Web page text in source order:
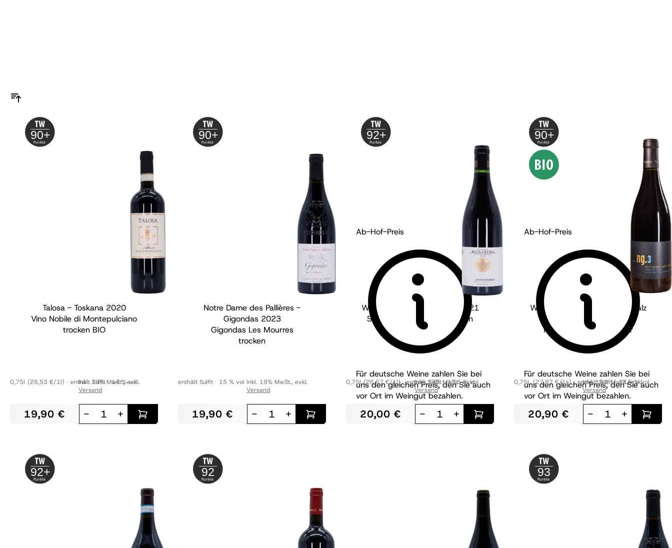
90+
Talosa - Toskana 2020
Vino Nobile di Montepulciano
trocken BIO
0,75l (26,53 €/1l) enthält Sulfit 14 % vol
19,90 €
Inkl. 19% MwSt.,exkl.
Versand
- +
90+
Notre Dame des Pallières -
Gigondas 2023
Gigondas Les Mourres
trocken
enthält Sulfit 15 % vol
19,90 €
Inkl. 19% MwSt., exkl.
Versand
- +
92+
Weingut Münzberg - Pfalz
2021
Spätburgunder Godramstein
Kalkstein
trocken
BIO
Ab-Hof-Preis
Für deutsche Weine zahlen Sie bei
uns den gleichen Preis, den Sie auch
vor Ort im Weingut bezahlen.
0,75l (26,67 €/1l) enthält Sulfit 13,5 % vol
20,00 €
Inkl. 19% MwSt.,exkl.
Versand
- +
90+
Weingut Nauerth-Gnägy - Pfalz
Herrenwingert Pinot Noir
trocken
Ab-Hof-Preis
Für deutsche Weine zahlen Sie bei
uns den gleichen Preis, den Sie auch
vor Ort im Weingut bezahlen.
0,75L (27,87 €/1L) enthält Sulfit 13,5 % vol
20,90 €
Inkl. 19% MwSt.,exkl.
Versand
- +
92+ 92 93